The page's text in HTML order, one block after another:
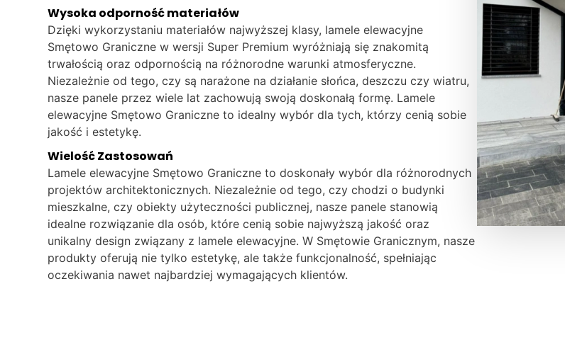
Wysoka odporność materiałów
Dzięki wykorzystaniu materiałów najwyższej klasy, lamele elewacyjne
Smętowo Graniczne w wersji Super Premium wyróżniają się znakomitą
trwałością oraz odpornością na różnorodne warunki atmosferyczne.
Niezależnie od tego, czy są narażone na działanie słońca, deszczu czy wiatru,
nasze panele przez wiele lat zachowują swoją doskonałą formę. Lamele
elewacyjne Smętowo Graniczne to idealny wybór dla tych, którzy cenią sobie
jakość i estetykę.
Wielość Zastosowań
Lamele elewacyjne Smętowo Graniczne to doskonały wybór dla różnorodnych
projektów architektonicznych. Niezależnie od tego, czy chodzi o budynki
mieszkalne, czy obiekty użyteczności publicznej, nasze panele stanowią
idealne rozwiązanie dla osób, które cenią sobie najwyższą jakość oraz
unikalny design związany z lamele elewacyjne. W Smętowie Granicznym, nasze
produkty oferują nie tylko estetykę, ale także funkcjonalność, spełniając
oczekiwania nawet najbardziej wymagających klientów.